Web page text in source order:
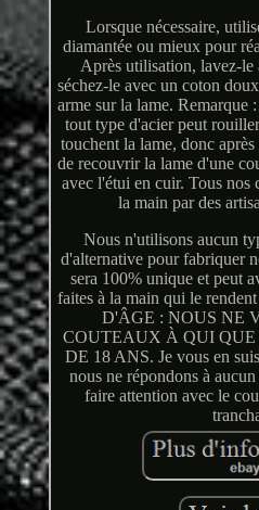
Lorsque nécessaire,
diamantée ou mieux pour
Après utilisation, lavez-le
séchez-le avec un coton
arme sur la lame. Remarque
tout type d'acier peut
touchent la lame, donc
de recouvrir la lame d'une
avec l'étui en cuir. Tous nos
la main par des
Nous n'utilisons aucun
d'alternative pour fabriquer
sera 100% unique et peut
faites à la main qui le
D'ÂGE : NOUS NE
COUTEAUX À QUI QUE
DE 18 ANS. Je vous en
nous ne répondons à
faire attention avec le